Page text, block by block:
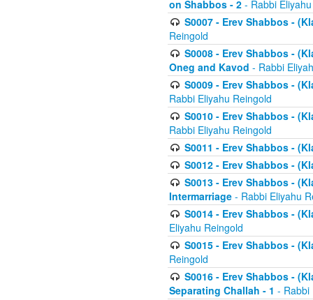
on Shabbos - 2 - Rabbi
S0007 - Erev Shabbos -
Reingold
S0008 - Erev Shabbos -
Oneg and Kavod - Rabbi
S0009 - Erev Shabbos -
Rabbi Eliyahu Reingold
S0010 - Erev Shabbos -
Rabbi Eliyahu Reingold
S0011 - Erev Shabbos -
S0012 - Erev Shabbos -
S0013 - Erev Shabbos -
Intermarriage - Rabbi Eliyahu
S0014 - Erev Shabbos -
Eliyahu Reingold
S0015 - Erev Shabbos -
Reingold
S0016 - Erev Shabbos -
Separating Challah - 1 - Rabbi